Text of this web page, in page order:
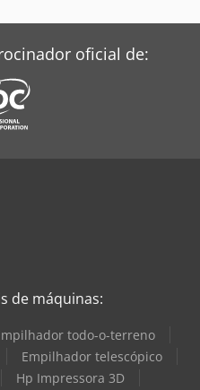
oficial de:
de máquinas:
todo-o-terreno
Empilhador telescópico
Hp Impressora 3D